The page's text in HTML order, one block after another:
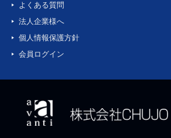
よくある質問
法人企業様へ
個人情報保護方針
会員ログイン